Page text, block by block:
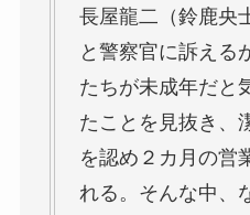
長屋龍二（鈴鹿央
と警察官に訴える
たちが未成年だと
たことを見抜き、
を認め２カ月の営
れる。そんな中、